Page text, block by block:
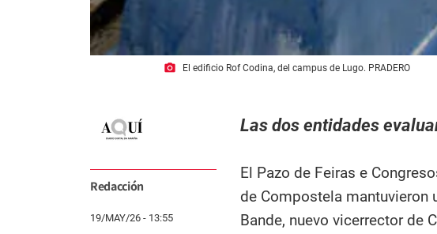
photo_camera El edificio Rof Codina, del campus de Lugo. PRADERO
Redacción
19/MAY/26 - 13:55
Las dos entidades
El Pazo de Feiras e
de Compostela mantuvieron
Bande, nuevo vicerrector de